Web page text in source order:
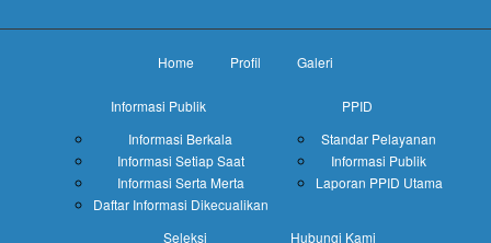
Home Profil Galeri
Informasi Publik
Informasi Berkala
Informasi Setiap Saat
Informasi Serta Merta
Daftar Informasi Dikecualikan
PPID
Standar Pelayanan
Informasi Publik
Laporan PPID Utama
Seleksi Hubungi Kami